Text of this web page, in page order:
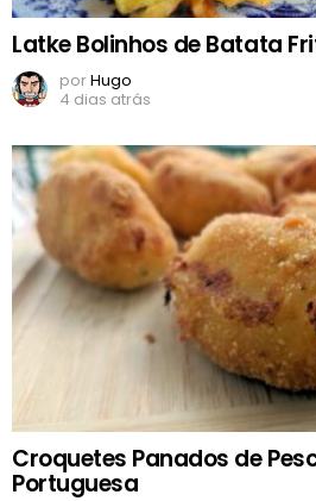
Latke Bolinhos de Batata
porHugo
4 dias atrás
Croquetes Panados de
Portuguesa